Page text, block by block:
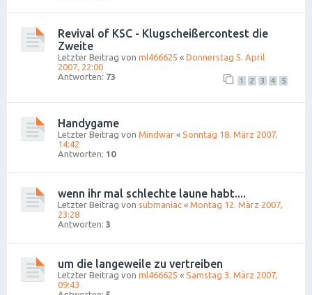
Revival of KSC - Klugscheißercontest die
Zweite
Letzter Beitrag von ml466625 « Donnerstag 5. April
2007, 22:00
Antworten: 73 1 2 3 4 5
Handygame
Letzter Beitrag von Mindwar « Sonntag 18. März 2007,
14:42
Antworten: 10
wenn ihr mal schlechte laune habt....
Letzter Beitrag von submaniac « Montag 12. März 2007,
23:28
Antworten: 3
um die langeweile zu vertreiben
Letzter Beitrag von ml466625 « Samstag 3. März 2007,
09:43